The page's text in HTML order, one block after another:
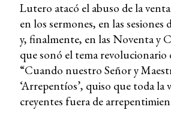
Lutero atacó el abuso de la
en los sermones, en las sesiones
y, finalmente, en las Noventa y
que sonó el tema revolucionario
“Cuando nuestro Señor y
‘Arrepentíos’, quiso que toda la
creyentes fuera de